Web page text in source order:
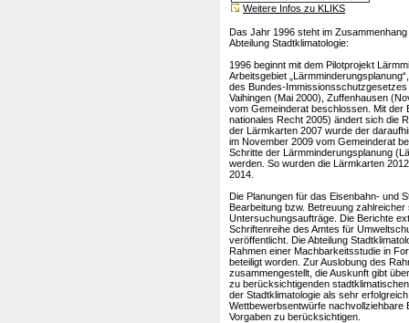
Weitere Infos zu KLIKS
Das Jahr 1996 steht im
Abteilung Stadtklimatologie:
1996 beginnt mit dem Pilotprojekt
Arbeitsgebiet
des Bundes-
Vaihingen (Mai 2000), Zuffenhausen
vom Gemeinderat beschlossen. Mit der
nationales Recht 2005) ändert sich die
der Lärmkarten 2007 wurde der
im November 2009 vom Gemeinderat
Schritte der Lärmminderungsplanung
werden. So wurden die Lärmkarten
2014.
Die Planungen für das Eisenbahn- und
Bearbeitung bzw. Betreuung
Untersuchungsaufträge. Die Berichte
Schriftenreihe des Amtes für
veröffentlicht. Die Abteilung
Rahmen einer Machbarkeitsstudie in
beteiligt worden. Zur Auslobung des
zusammengestellt, die Auskunft gibt
zu berücksichtigenden
der Stadtklimatologie als sehr
Wettbewerbsentwürfe nachvollziehbare
Vorgaben zu berücksichtigen.